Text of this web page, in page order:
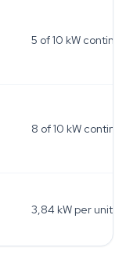
5 of 10 kW continu
8 of 10 kW continu
3,84 kW per unit